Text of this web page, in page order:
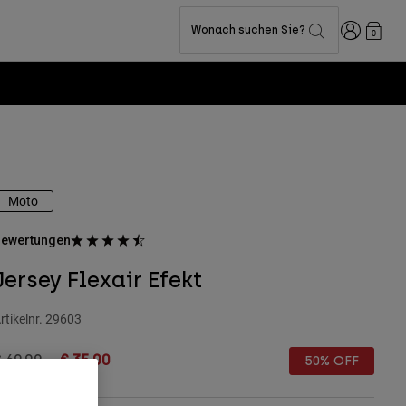
Wonach suchen Sie? Anmelden
0
Moto
Flexair Efekt
29603
reduced from
69,99to€ 35,00 50% OFF